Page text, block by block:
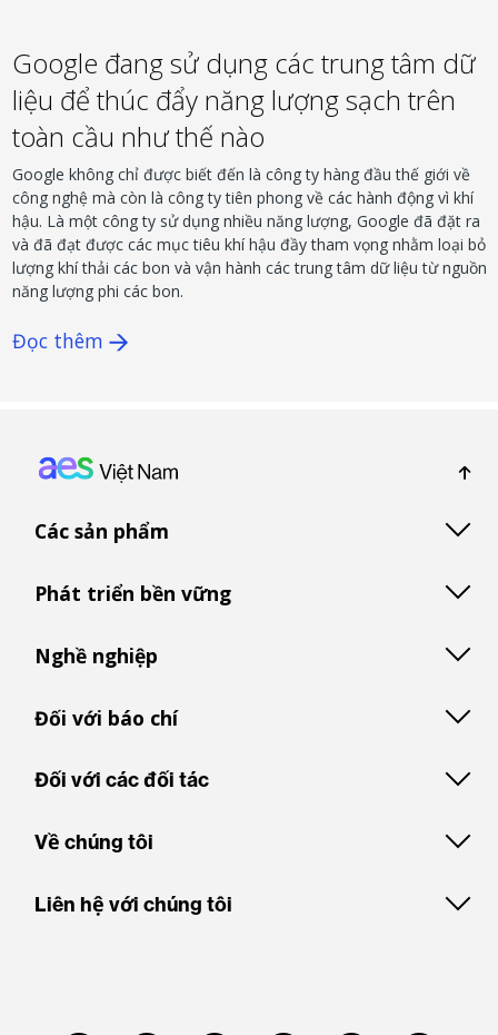
Google đang sử dụng các trung tâm dữ
liệu để thúc đẩy năng lượng sạch trên
toàn cầu như thế nào
Google không chỉ được biết đến là công ty hàng đầu thế giới về
công nghệ mà còn là công ty tiên phong về các hành động vì khí
hậu. Là một công ty sử dụng nhiều năng lượng, Google đã đặt ra
và đã đạt được các mục tiêu khí hậu đầy tham vọng nhằm loại bỏ
lượng khí thải các bon và vận hành các trung tâm dữ liệu từ nguồn
năng lượng phi các bon.
Đọc thêm
Footer: Vietnam
Các sản phẩm
Phát triển bền vững
Nghề nghiệp
Đối với báo chí
Đối với các đối tác
Về chúng tôi
Liên hệ với chúng tôi